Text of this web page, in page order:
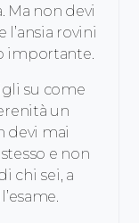
Ma non devi
rovini
importante.
su come
un
devi mai
e non
chi sei, a